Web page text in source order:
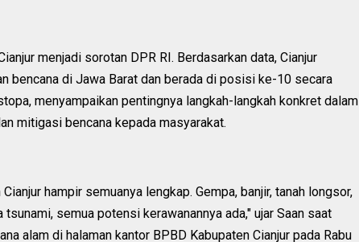
menjadi sorotan DPR RI. Berdasarkan data, Cianjur
bencana di Jawa Barat dan berada di posisi ke-10 secara
menyampaikan pentingnya langkah-langkah konkret dalam
mitigasi bencana kepada masyarakat.
hampir semuanya lengkap. Gempa, banjir, tanah longsor,
semua potensi kerawanannya ada," ujar Saan saat
alam di halaman kantor BPBD Kabupaten Cianjur pada Rabu